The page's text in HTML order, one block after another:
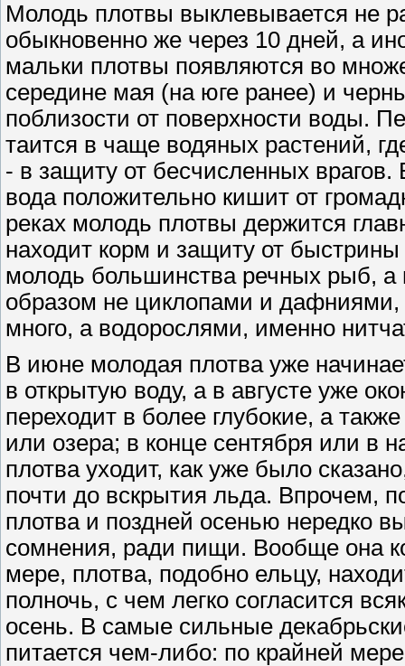
Молодь плотвы выклевывается не
обыкновенно же через 10 дней, а
мальки плотвы появляются во
середине мая (на юге ранее) и
поблизости от поверхности воды.
таится в чаще водяных растений,
- в защиту от бесчисленных
вода положительно кишит от
реках молодь плотвы держится
находит корм и защиту от
молодь большинства речных рыб, а
образом не циклопами и дафниями,
много, а водорослями, именно
В июне молодая плотва уже
в открытую воду, а в августе уже
переходит в более глубокие, а
или озера; в конце сентября или в
плотва уходит, как уже было
почти до вскрытия льда. Впрочем,
плотва и поздней осенью нередко
сомнения, ради пищи. Вообще она
мере, плотва, подобно ельцу,
полночь, с чем легко согласится
осень. В самые сильные
питается чем-либо: по крайней